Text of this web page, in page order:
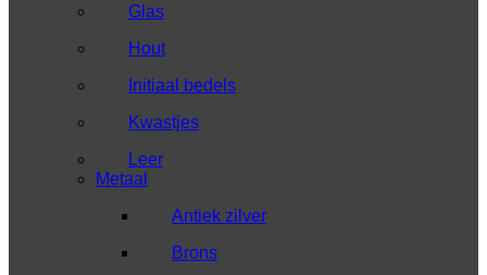
Glas
Hout
Initiaal bedels
Kwastjes
Leer
Metaal
Antiek zilver
Brons